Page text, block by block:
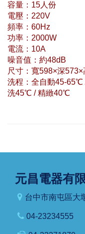
容量：15人份
電壓：220V
頻率：60Hz
功率：2000W
電流：10A
噪音值：約48dB
尺寸：寬598×深573×
洗程：全自動45-
洗45℃ / 精緻40℃
元昌電器有
台中市南屯區大
04-23234555